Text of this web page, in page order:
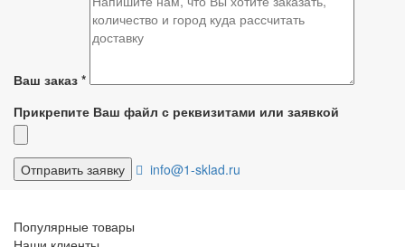
Ваш заказ *
Прикрепите Ваш файл с реквизитами или заявкой
info@1-sklad.ru
Популярные товары